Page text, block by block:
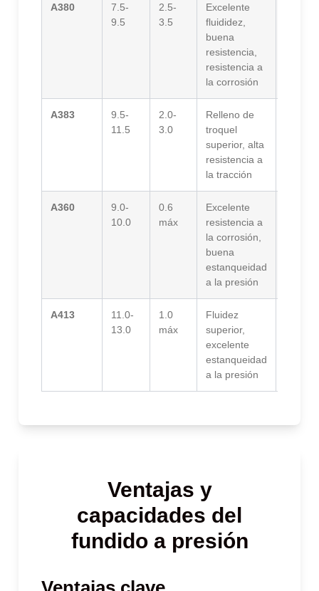
A380
7.5-
9.5
2.5-
3.5
Excelente
fluididez,
buena
resistencia,
resistencia a
la corrosión
A383
9.5-
11.5
2.0-
3.0
Relleno de
troquel
superior, alta
resistencia a
la tracción
A360
9.0-
10.0
0.6
máx
Excelente
resistencia a
la corrosión,
buena
estanqueidad
a la presión
A413
11.0-
13.0
1.0
máx
Fluidez
superior,
excelente
estanqueidad
a la presión
Ventajas y
capacidades del
fundido a presión